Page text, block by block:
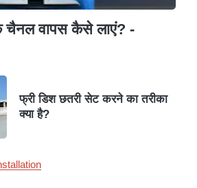
चैनल वापस कैसे लाएं? -
फ्री डिश छतरी सेट करने का तरीका
क्या है?